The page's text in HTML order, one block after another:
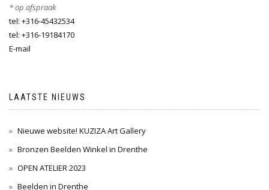
* op afspraak
tel: +316-45432534
tel: +316-19184170
E-mail
LAATSTE NIEUWS
Nieuwe website! KUZIZA Art Gallery
Bronzen Beelden Winkel in Drenthe
OPEN ATELIER 2023
Beelden in Drenthe